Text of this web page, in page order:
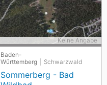
Baden-
Württemberg
Schwarzwald
Sommerberg - Bad
Keine Angabe